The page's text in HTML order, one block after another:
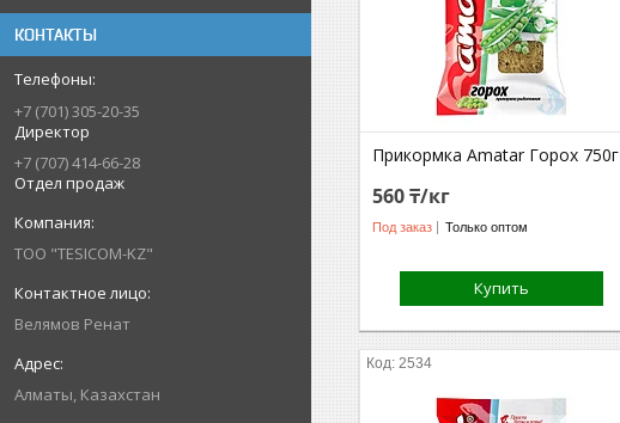
КОНТАКТЫ
+7 (701) 305-20-35
Директор
+7 (707) 414-66-28
Отдел продаж
ТОО "TESICOM-KZ"
Велямов Ренат
Алматы, Казахстан
Прикормка Amatar Горох 750г
560 ₸/кг
Под заказ Только оптом
Купить
2534